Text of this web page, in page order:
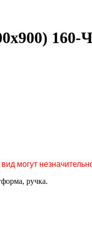
160-Ч
могут
ручка.